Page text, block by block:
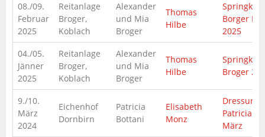
08./09.
Februar
2025
Reitanlage
Broger,
Koblach
Alexander
und Mia
Broger
Thomas
Hilbe
Springkurs
Borger
2025
04./05.
Jänner
2025
Reitanlage
Broger,
Koblach
Alexander
und Mia
Broger
Thomas
Hilbe
Springkurs
Broger
9./10.
März
2024
Eichenhof
Dornbirn
Patricia
Bottani
Elisabeth
Monz
Patricia
März